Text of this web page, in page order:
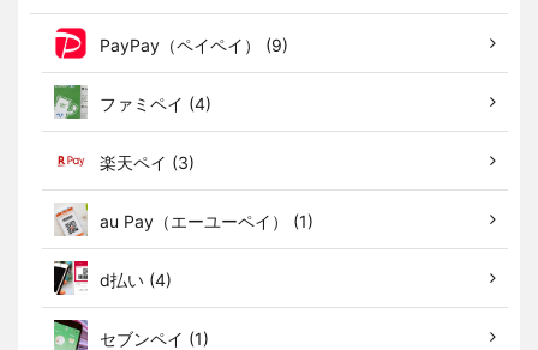
PayPay（ペイペイ） (9)
ファミペイ (4)
楽天ペイ (3)
au Pay（エーユーペイ） (1)
d払い (4)
セブンペイ (1)